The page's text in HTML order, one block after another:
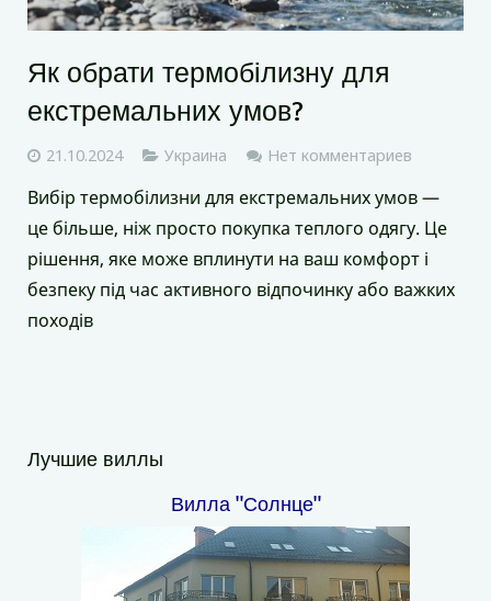
Як обрати термобілизну для
екстремальних умов?
21.10.2024 Украина Нет комментариев
Вибір термобілизни для екстремальних умов —
це більше, ніж просто покупка теплого одягу. Це
рішення, яке може вплинути на ваш комфорт і
безпеку під час активного відпочинку або важких
походів
Лучшие виллы
Вилла "Солнце"